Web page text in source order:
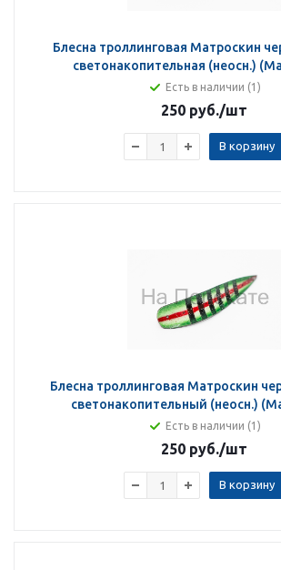
Блесна троллинговая Матроскин
светонакопительная (неосн.)
Есть в наличии (1)
250 руб./шт
В корзину
Блесна троллинговая Матроскин
светонакопительный
Есть в наличии (1)
250 руб./шт
В корзину